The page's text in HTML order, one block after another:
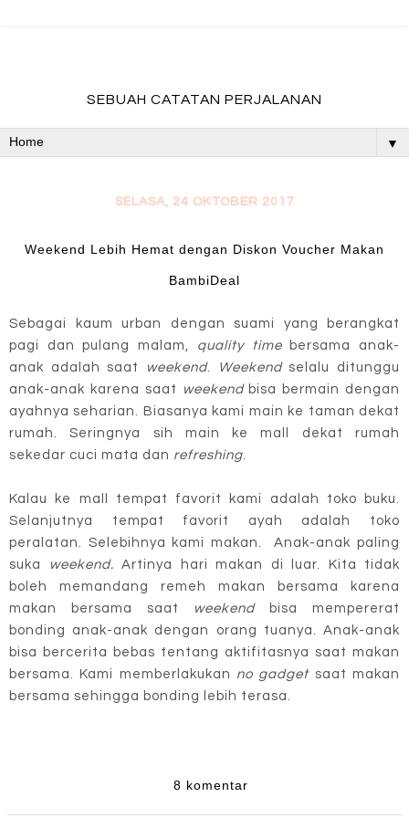
SEBUAH CATATAN PERJALANAN
▼
SELASA, 24 OKTOBER 2017
Weekend Lebih Hemat dengan Diskon Voucher Makan
BambiDeal
Sebagai kaum urban dengan suami yang berangkat
pagi dan pulang malam, quality timebersama anak-
anak adalah saat
weekend. Weekendselalu ditunggu
anak-anak karena saat
weekendbisa bermain dengan
ayahnya seharian. Biasanya kami main ke taman dekat
rumah. Seringnya sih main ke mall dekat rumah
sekedar cuci mata dan refreshing
Kalau ke mall tempat favorit kami adalah toko buku.
Selanjutnya tempat favorit ayah adalah toko
peralatan. Selebihnya kami makan. Anak-anak paling
suka
weekend. Artinya hari makan di luar. Kita tidak
boleh memandang remeh makan bersama karena
makan bersama saat
weekend
bisa mempererat
bonding anak-anak dengan orang tuanya. Anak-anak
bisa bercerita bebas tentang aktifitasnya saat makan
bersama. Kami memberlakukan no gadget saat makan
bersama sehingga bonding lebih terasa.
8 komentar